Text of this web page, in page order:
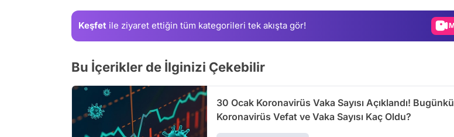
Keşfet ile ziyaret ettiğin tüm kategorileri tek akışta gör!
Bu İçerikler de İlginizi Çekebilir
30 Ocak Koronavirüs Vaka Sayısı Açıklandı! Bugünkü
Koronavirüs Vefat ve Vaka Sayısı Kaç Oldu?